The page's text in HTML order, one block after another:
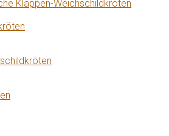
Klappen-Weichschildkröten